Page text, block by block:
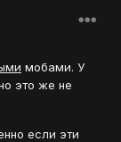
мобами. У
это же не
если эти